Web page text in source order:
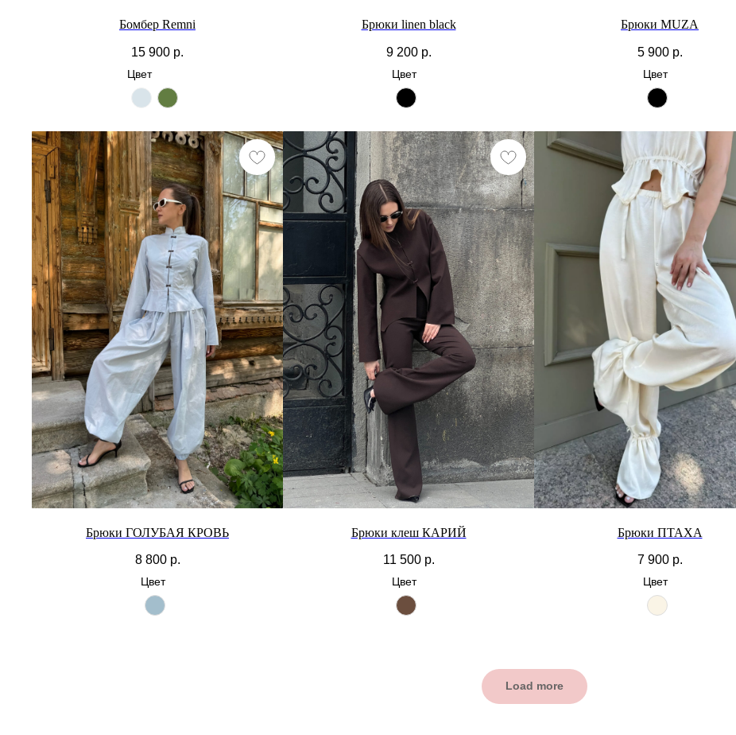
Бомбер Remni
15 900 р.
Цвет
Брюки linen black
9 200 р.
Цвет
Брюки MUZA
5 900 р.
Цвет
Брюки ГОЛУБАЯ КРОВЬ
8 800 р.
Цвет
Брюки клеш КАРИЙ
11 500 р.
Цвет
Брюки ПТАХА
7 900 р.
Цвет
Load more